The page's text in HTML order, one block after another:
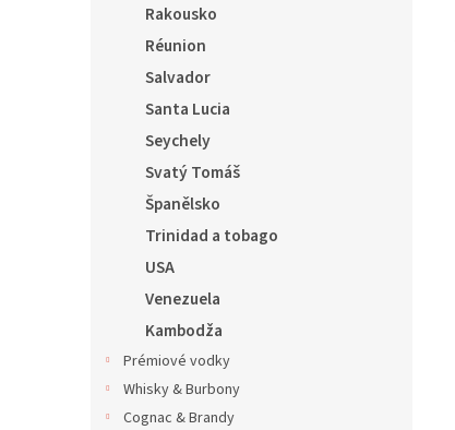
Rakousko
Réunion
Salvador
Santa Lucia
Seychely
Svatý Tomáš
Španělsko
Trinidad a tobago
USA
Venezuela
Kambodža
Prémiové vodky
Whisky & Burbony
Cognac & Brandy